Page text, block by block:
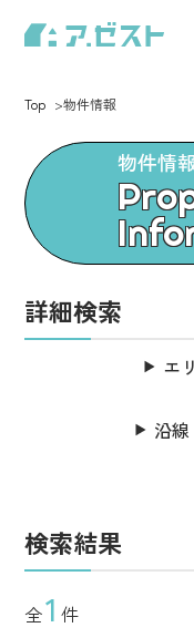
Top 物件情報
物件情
詳細検索
エ
沿
検索結果
全1 件